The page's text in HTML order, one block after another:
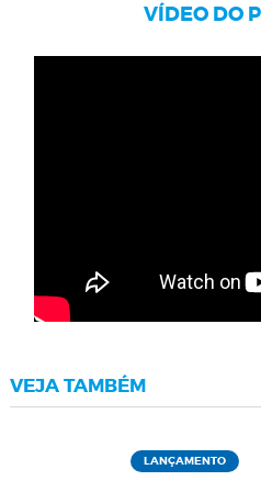
VÍDEO DO
VEJA TAMBÉM
LANÇAMENTO